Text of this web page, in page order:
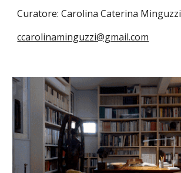
Curatore: Carolina Caterina Minguzzi
ccarolinaminguzzi@gmail.com